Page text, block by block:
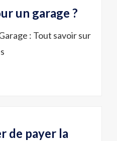
un garage ?
: Tout savoir sur
de payer la